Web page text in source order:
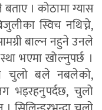
। कोठामा ग्यास
स्विच नथिच्ने,
बाल्न नहुने उनले
भएमा खोल्नुपर्छ ।
चुलो बले नबलेको,
भइरहनुपर्दछ, चुलो